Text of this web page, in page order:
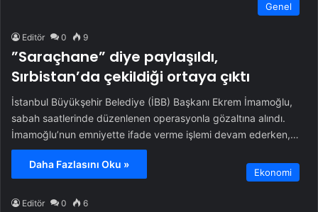
Genel
Editör 0 9
”Saraçhane” diye paylaşıldı,
Sırbistan’da çekildiği ortaya çıktı
İstanbul Büyükşehir Belediye (İBB) Başkanı Ekrem İmamoğlu,
sabah saatlerinde düzenlenen operasyonla gözaltına alındı.
İmamoğlu’nun emniyette ifade verme işlemi devam ederken,…
Daha Fazlasını Oku »
Ekonomi
Editör 0 6